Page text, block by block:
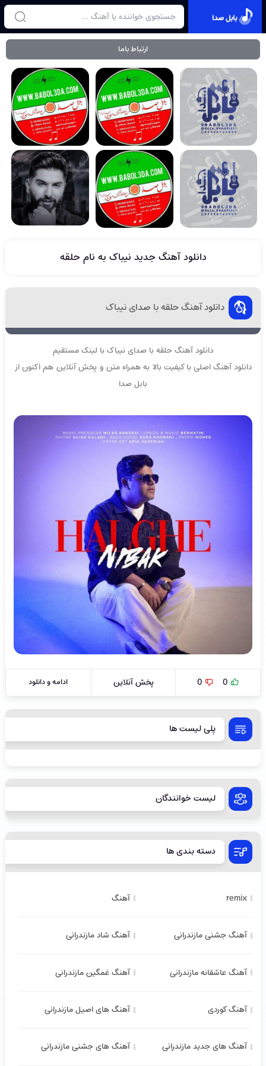
بابل صدا
ارتباط باما
دانلود آهنگ جدید نیباک به نام حلقه
دانلود آهنگ حلقه با صدای نیباک
دانلود آهنگ حلقه با صدای نیباک با لینک مستقیم
دانلود آهنگ اصلی با کیفیت بالا به همراه متن و پخش آنلاین هم اکنون از
بابل صدا
0
0 پخش آنلاین ادامه و دانلود
پلی لیست ها
لیست خوانندگان
دسته بندی ها
remix آهنگ
آهنگ جشنی مازندرانی آهنگ شاد مازندرانی
آهنگ عاشقانه مازندرانی آهنگ غمگین مازندرانی
آهنگ کوردی آهنگ های اصیل مازندرانی
آهنگ های جدید مازندرانی آهنگ های جشنی مازندرانی